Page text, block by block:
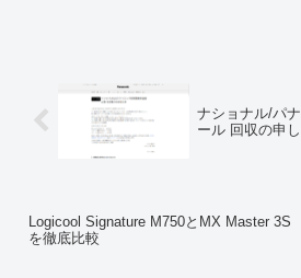
ナショナル/パ
ール 回収の申
Logicool Signature M750とMX Master 3S
を徹底比較